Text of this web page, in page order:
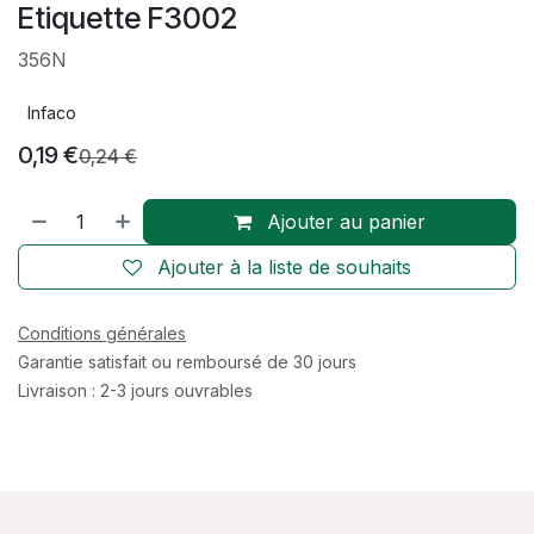
Etiquette F3002
356N
Infaco
0,19€0,24€
Ajouter au panier
Ajouter à la liste de souhaits
Conditions générales
Garantie satisfait ou remboursé de 30 jours
Livraison : 2-3 jours ouvrables